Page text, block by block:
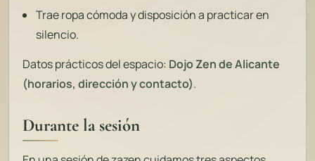
Trae ropa cómoda y disposición a practicar en
silencio.
Datos prácticos del espacio: Dojo Zen de Alicante
(horarios, dirección y contacto).
Durante la sesión